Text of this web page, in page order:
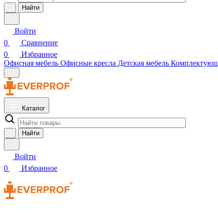
Найти
Войти
0
Сравнение
0
Избранное
Офисная мебель Офисные кресла Детская мебель
Каталог
Найти
Войти
0
Избранное